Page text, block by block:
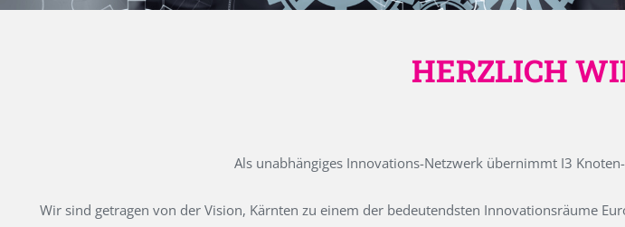
HERZLICH
Als unabhängiges Innovations-Netzwerk übernimmt I3
Wir sind getragen von der Vision, Kärnten zu einem der bedeutendsten Innovationsräume